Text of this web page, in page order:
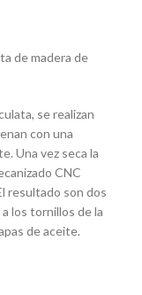
de madera de
se realizan
con una
Una vez seca la
CNC
resultado son dos
los tornillos de la
de aceite.